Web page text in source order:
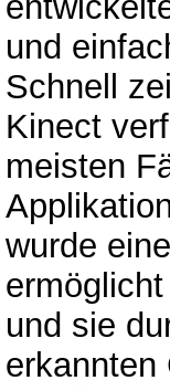
und
Schnell
Kinect
meisten
wurde
und sie
erkannten